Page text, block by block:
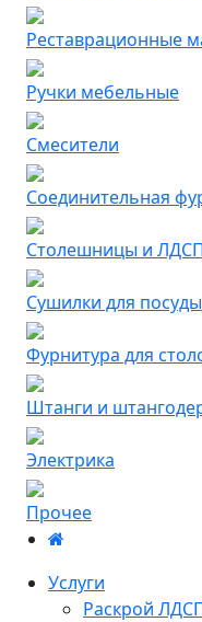
Реставрационные
Ручки мебельные
Смесители
Соединительная
Столешницы и
Сушилки для посуды
Фурнитура для
Штанги и
Электрика
Прочее
Услуги
Раскрой